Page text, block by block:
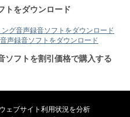
トをダウンロード
グ音声録音ソフトをダウンロード
声録音ソフトをダウンロード
フトを割引価格で購入する
ェブサイト利用状況を分析